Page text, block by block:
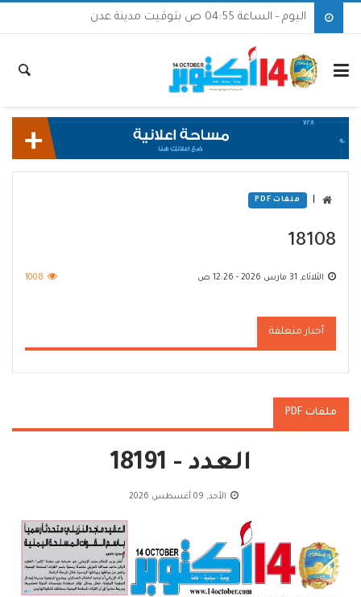
اليوم - الساعة 04:55 ص بتوقيت مدينة عدن
ملفات PDF
18108
الثلاثاء, 31 مارس 2026 - 12:26 ص 1008
أخبار متعلقة
ملفات PDF
العدد - 18191
الأحد, 09 أغسطس 2026